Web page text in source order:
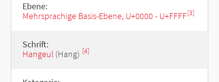
Ebene:
Mehrsprachige Basis-Ebene, U+0000 - U+FFFF[3]
Schrift:
Hangeul(Hang) [4]